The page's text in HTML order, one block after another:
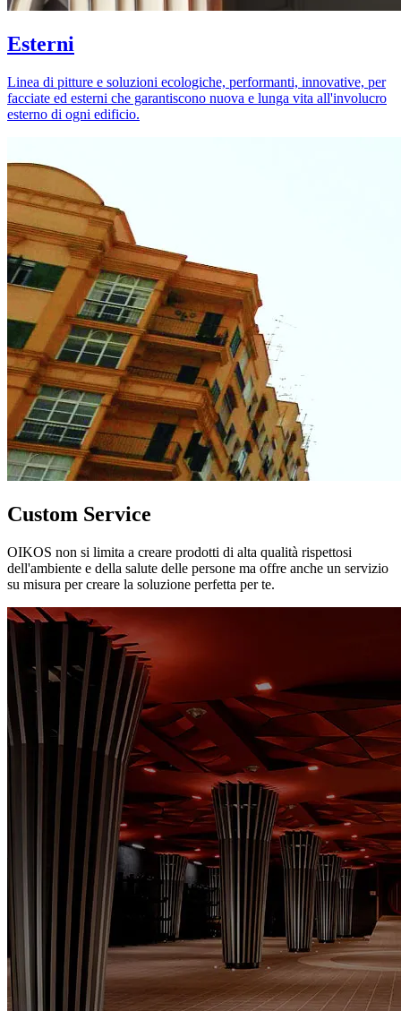
Esterni
Linea di pitture e soluzioni ecologiche, performanti, innovative, per
facciate ed esterni che garantiscono nuova e lunga vita all'involucro
esterno di ogni edificio.
Custom Service
OIKOS non si limita a creare prodotti di alta qualità rispettosi
dell'ambiente e della salute delle persone ma offre anche un servizio
su misura per creare la soluzione perfetta per te.